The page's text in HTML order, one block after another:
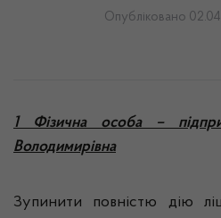
Опубліковано
1 Фізична особа –
Володимирівна
Зупинити повністю дію